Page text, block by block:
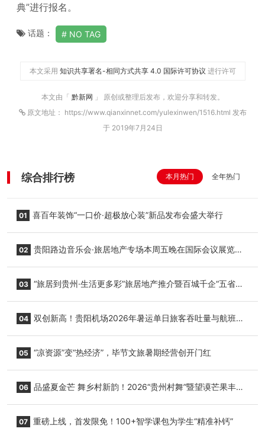
典”进行报名。
话题： NO TAG
本文采用 知识共享署名-相同方式共享 4.0 国际许可协议 进行许可
本文由「 黔新网 」 原创或整理后发布，欢迎分享和转发。
原文地址： https://www.qianxinnet.com/yulexinwen/1516.html 发布
于 2019年7月24日
综合排行榜 本月热门 全年热门
01 喜百年装饰“一口价·超极放心装”新品发布会盛大举行
02 贵阳路边音乐会·旅居地产专场本周五晚在国际会议展览中
03 “旅居到贵州·生活更多彩”旅居地产推介暨百城千企“五省
04 双创新高！贵阳机场2026年暑运单日旅客吞吐量与航班起
05 “凉资源”变“热经济”，毕节文旅暑期经营创开门红
06 品盛夏金芒 舞乡村新韵！2026“贵州村舞”暨望谟芒果丰收
07 重磅上线，首发限免！100+智学课包为学生“精准补钙”